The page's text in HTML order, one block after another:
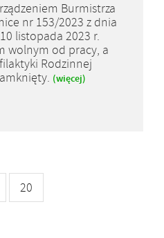
Burmistrza
nr 153/2023 z dnia
listopada 2023 r.
wolnym od pracy, a
Rodzinnej
(więcej)
20